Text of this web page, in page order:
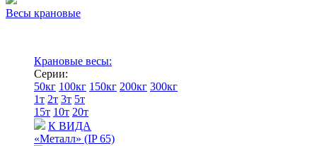
Весы крановые
Крановые весы:
Серии:
50кг 100кг 150кг 200кг 300кг
1т 2т 3т 5т
15т 10т 20т
К ВИДА
«Металл» (IP 65)